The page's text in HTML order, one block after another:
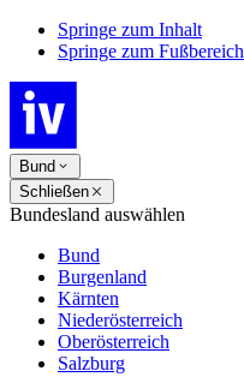
Springe zum Inhalt
Springe zum Fußbereich
Bund
Schließen
Bundesland auswählen
Bund
Burgenland
Kärnten
Niederösterreich
Oberösterreich
Salzburg